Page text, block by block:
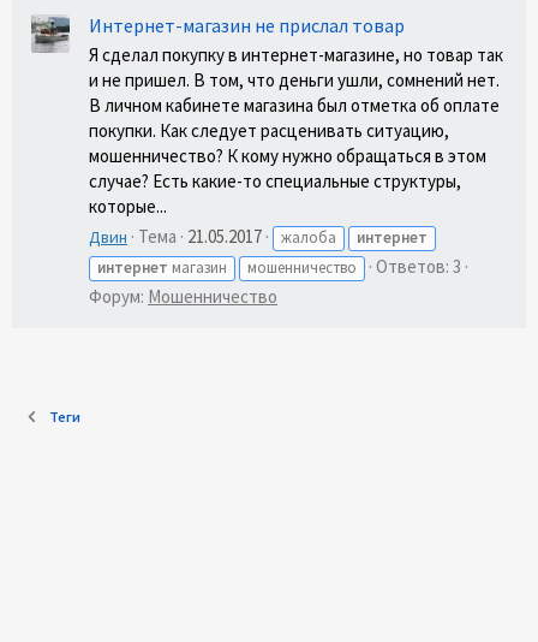
Интернет-магазин не прислал товар
Я сделал покупку в интернет-магазине, но товар так
и не пришел. В том, что деньги ушли, сомнений нет.
В личном кабинете магазина был отметка об оплате
покупки. Как следует расценивать ситуацию,
мошенничество? К кому нужно обращаться в этом
случае? Есть какие-то специальные структуры,
которые...
Двин Тема 21.05.2017 жалоба
интернет
интернет магазин мошенничество
Ответов: 3
Форум: Мошенничество
Теги